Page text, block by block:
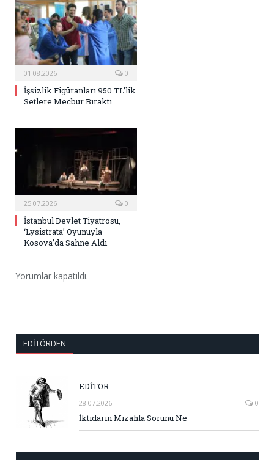
01.08.2026 0
İşsizlik Figüranları 950 TL’lik
Setlere Mecbur Bıraktı
25.07.2026 0
İstanbul Devlet Tiyatrosu,
‘Lysistrata’ Oyunuyla
Kosova’da Sahne Aldı
Yorumlar kapatıldı.
EDITÖRDEN
EDİTÖR
28.07.2026 0
İktidarın Mizahla Sorunu Ne